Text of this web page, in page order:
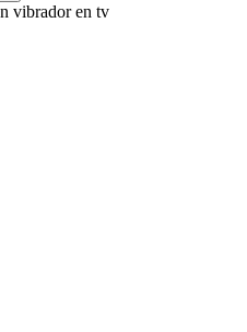
vibrador en tv